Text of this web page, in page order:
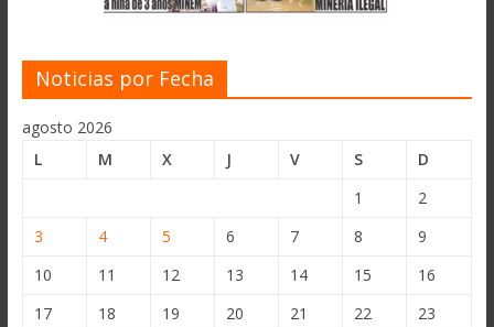
Noticias por Fecha
agosto 2026
L
M X J V S
D
1
2
3
4 5 6 7 8
9
10
11 12 13 14 15
16
17
18 19 20 21 22
23